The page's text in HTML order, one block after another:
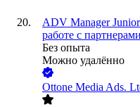
ADV Manager
работе с партнерами
Без опыта
Можно удалённо
Ottone Media Ads.